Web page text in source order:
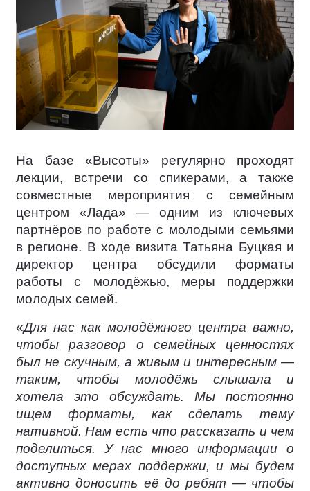
На базе «Высоты» регулярно проходят
лекции, встречи со спикерами, а также
совместные мероприятия с семейным
центром «Лада» — одним из ключевых
партнёров по работе с молодыми семьями
в регионе. В ходе визита Татьяна Буцкая и
директор центра обсудили форматы
работы с молодёжью, меры поддержки
молодых семей.
«Для нас как молодёжного центра важно,
чтобы разговор о семейных ценностях
был не скучным, а живым и интересным —
таким, чтобы молодёжь слышала и
хотела это обсуждать. Мы постоянно
ищем форматы, как сделать тему
нативной. Нам есть что рассказать и чем
поделиться. У нас много информации о
доступных мерах поддержки, и мы будем
активно доносить её до ребят — чтобы